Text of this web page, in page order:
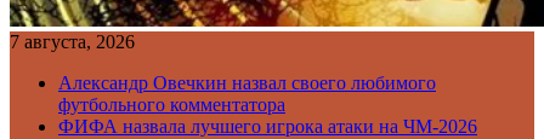
7 августа, 2026
Александр Овечкин назвал своего любимого
футбольного комментатора
ФИФА назвала лучшего игрока атаки на ЧМ-2026